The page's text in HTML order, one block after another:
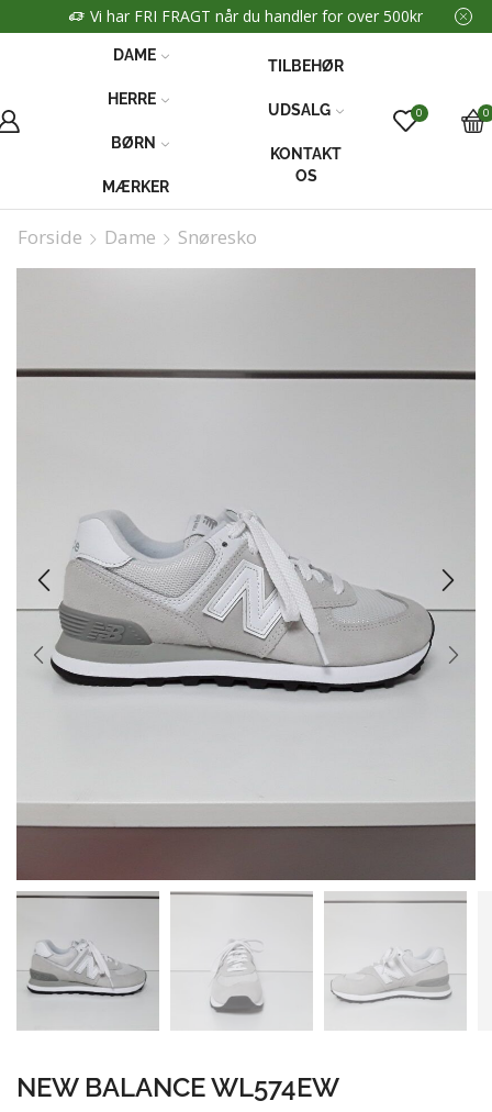
Vi har FRI FRAGT når du handler for over 500kr
DAME
HERRE
BØRN
MÆRKER
TILBEHØR
UDSALG
KONTAKT
OS
0 0
Forside Dame Snøresko
NEW BALANCE WL574EW